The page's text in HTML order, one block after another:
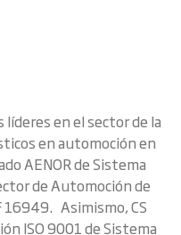
líderes en el sector de la
en automoción en
AENOR de Sistema
de Automoción de
16949. Asimismo, CS
ISO 9001 de Sistema